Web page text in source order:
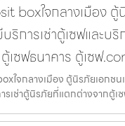
boxใจกลางเมือง ตู้
ริการเช่าตู้เซฟและบ
เซฟธนาคาร ตู้เซฟ
ใจกลางเมือง ตู้นิรภัยเอกชน
ารเช่าตู้นิรภัยที่แตกต่างจากตู้เ